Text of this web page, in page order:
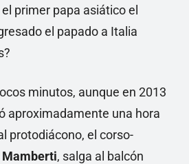
primer papa asiático el
el papado a Italia
minutos, aunque en 2013
aproximadamente una hora
protodiácono, el corso-
Mamberti, salga al balcón